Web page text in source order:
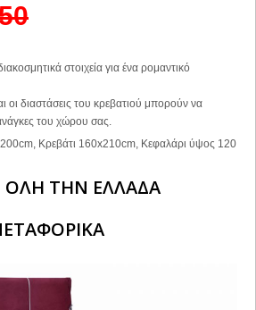
στοιχεία για ένα ρομαντικό
διαστάσεις του κρεβατιού μπορούν να
του χώρου σας.
Κρεβάτι 160x210cm, Κεφαλάρι ύψος 120
ΤΗΝ ΕΛΛΑΔΑ